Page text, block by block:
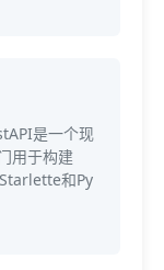
是一个现
用于构建
和Py